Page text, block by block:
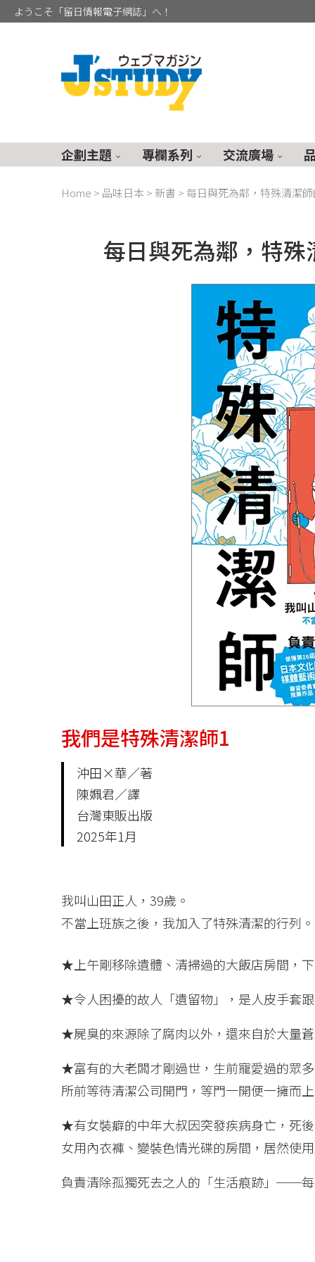
ようこそ「留日情報電子網誌」へ！
企劃主題 專欄系列 交流廣場
Home > 品味日本 > 新書 > 每日與死為鄰，特殊清潔
每日與死為鄰，特
我們是特殊清潔師1
沖田×華／著
陳姵君／譯
台灣東販出版
2025年1月
我叫山田正人，39歲。
不當上班族之後，我加入了特殊清潔的行列。
★上午剛移除遺體、清掃過的大飯店房間，
★令人困擾的故人「遺留物」，是人皮手套
★屍臭的來源除了腐肉以外，還來自於大量
★富有的大老闆才剛過世，生前寵愛過的眾
所前等待清潔公司開門，等門一開便一擁而
★有女裝癖的中年大叔因突發疾病身亡，死
女用內衣褲、變裝色情光碟的房間，居然
負責清除孤獨死去之人的「生活痕跡」──